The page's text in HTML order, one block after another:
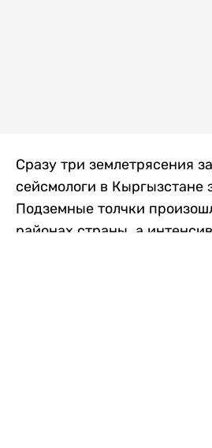
Сразу три землетрясения
сейсмологи в Кыргызстане
Подземные толчки
районах страны, а